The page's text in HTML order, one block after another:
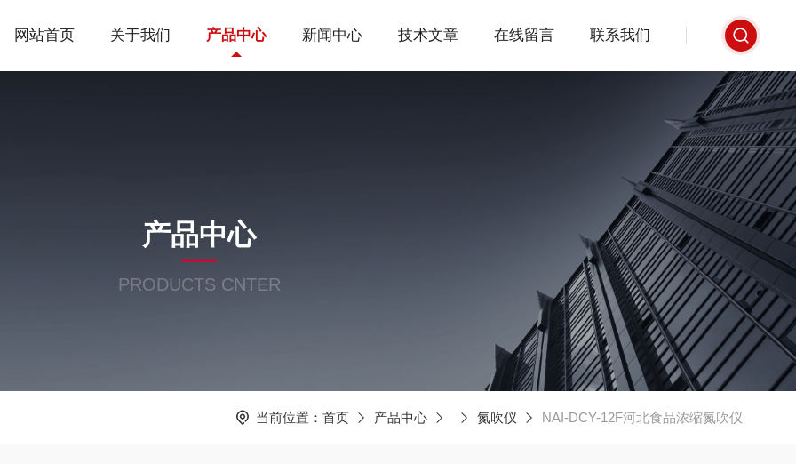
网站首页 关于我们 产品中心 新闻中心 技术文章 在线留言 联系我们
产品中心
PRODUCTS CNTER
当前位置： 首页 产品中心 氮吹仪 NAI-DCY-12F河北食品浓缩氮吹仪